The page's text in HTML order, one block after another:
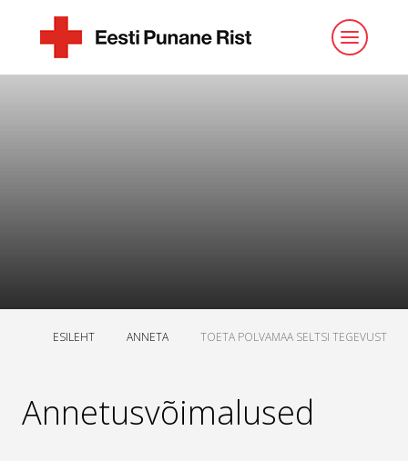
ESILEHT ANNETA TOETA POLVAMAA SELTSI TEGEVUST
Annetusvõimalused